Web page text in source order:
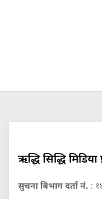
ऋद्धि सिद्धि मिडिया
सुचना बिभाग दर्ता नं. :